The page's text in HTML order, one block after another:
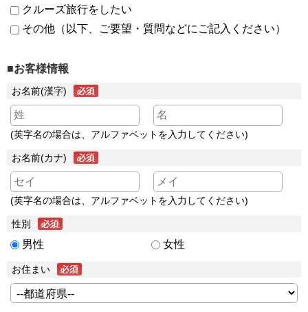
クルーズ旅行をしたい
その他（以下、ご要望・質問などにご記入ください）
■お客様情報
お名前(漢字)
(英字名の場合は、アルファベットを入力してください)
お名前(カナ)
(英字名の場合は、アルファベットを入力してください)
性別
男性 女性
お住まい